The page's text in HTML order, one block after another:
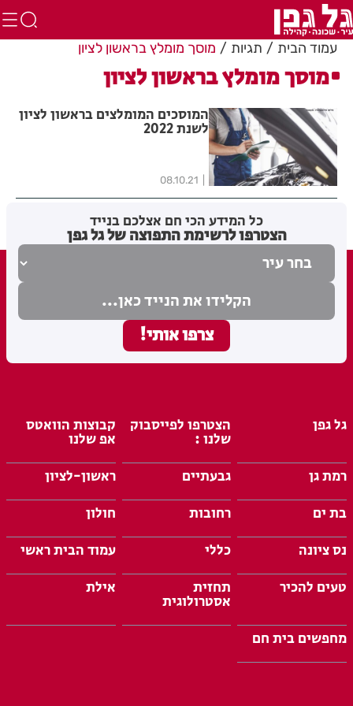
עמוד הבית תגיות מוסך מומלץ בראשון לציון
מוסך מומלץ בראשון לציון
המוסכים המומלצים בראשון לציון
לשנת 2022
08.10.21
כל המידע הכי חם אצלכם בנייד
הצטרפו לרשימת התפוצה של גל גפן
גל גפן הצטרפו לפייסבוק
שלנו :
קבוצות הוואטס
אפ שלנו
רמת גן
גבעתיים
ראשון-לציון
בת ים
רחובות
חולון
נס ציונה
כללי
עמוד הבית ראשי
טעים להכיר
תחזית
אסטרולוגית
אילת
מחפשים בית חם